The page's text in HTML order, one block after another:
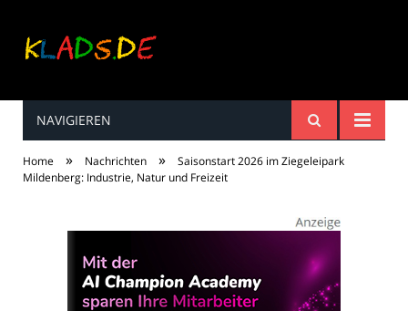
Kinderreime, Spiele,
Spaß ...
NAVIGIEREN
Home » Nachrichten »
Saisonstart 2026 im Ziegeleipark
Mildenberg: Industrie, Natur und Freizeit